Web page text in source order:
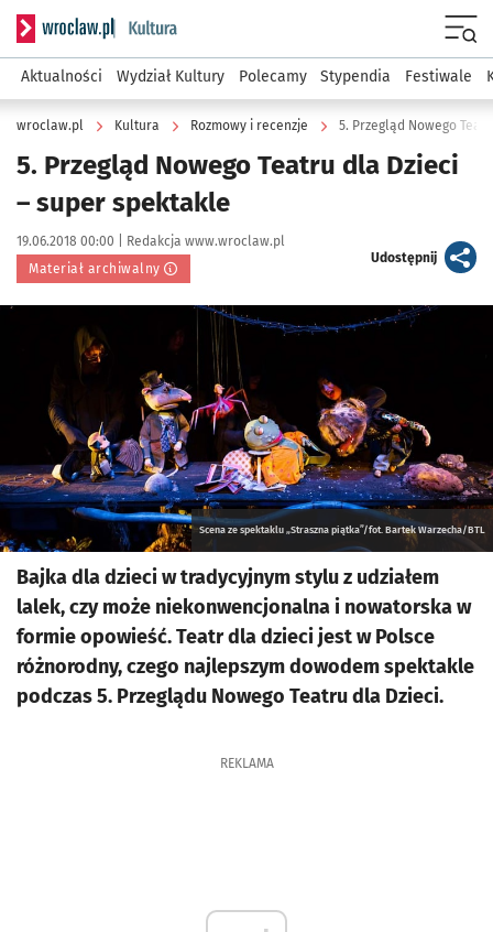
Serwis informacyjny wroclaw.pl podserwis: Kultura
Aktualności Wydział Kultury Polecamy Stypendia Festiwale
wroclaw.pl Kultura Rozmowy i recenzje 5. Przegląd Nowego
5. Przegląd Nowego Teatru dla Dzieci
– super spektakle
Data publikacji:
19.06.2018 00:00 | Autor:
Redakcja www.wroclaw.pl
Materiał archiwalny
Udostępnijartykuł
Scena ze spektaklu „Straszna piątka”/fot. Bartek Warzecha/BTL
Bajka dla dzieci w tradycyjnym stylu z udziałem
lalek, czy może niekonwencjonalna i nowatorska w
formie opowieść. Teatr dla dzieci jest w Polsce
różnorodny, czego najlepszym dowodem spektakle
podczas 5. Przeglądu Nowego Teatru dla Dzieci.
REKLAMA